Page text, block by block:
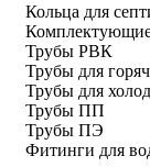
Кольца для
Трубы РВК
Трубы для
Трубы для
Трубы ПП
Трубы ПЭ
Фитинги для